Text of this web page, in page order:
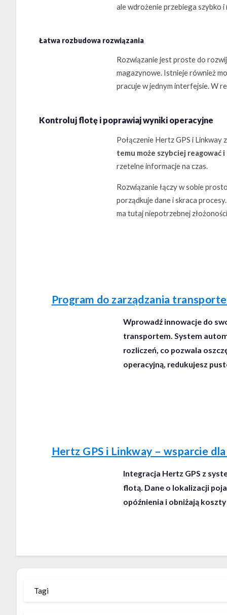
ale wdrożenie przebiega szybko
Łatwa rozbudowa rozwiązania
Rozwiązanie jest proste do
magazynowe. Istnieje również
pracuje w jednym interfejsie. W
Kontroluj flotę i poprawiaj wyniki operacyjne
Połączenie Hertz GPS i
temu może szybciej reagować
rzetelne informacje na czas.
Rozwiązanie łączy w sobie
porządkuje dane i skraca
ma tutaj niepotrzebnej
Program do zarządzania
Wprowadź innowacje do
transportem. System
rozliczeń, co pozwala
operacyjną, redukujesz
Hertz GPS i Linkway – wsparcie
Integracja Hertz GPS z
flotą. Dane o lokalizacji
opóźnienia i obniżają
Tagi